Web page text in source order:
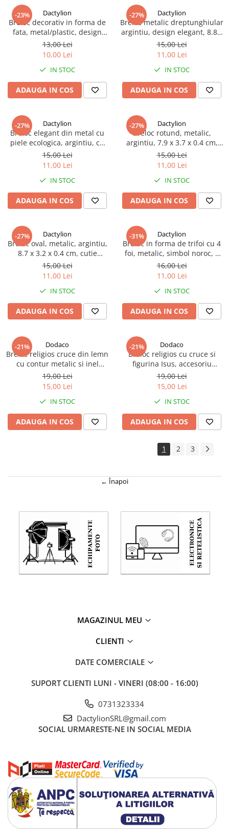
-23% Dactylion
Breloc decorativ in forma de
fata, metal/plastic, design
modern, cu inel pentru chei,
11.8 x 2.4 x 1.4 cm,
argintiu/rosu, cutie inclusa
13,00 Lei
10,00 Lei
IN STOC
ADAUGA IN COS
-27% Dactylion
Breloc metalic dreptunghiular
argintiu, design elegant, 8.8 x
3.7 x 0.4 cm, cutie inclusa
15,00 Lei
11,00 Lei
IN STOC
ADAUGA IN COS
-27% Dactylion
Breloc elegant din metal cu
piele ecologica, argintiu, cu
inel pentru chei, 8.7 x 3.2 x
1.1 cm, cutie inclusa
15,00 Lei
11,00 Lei
IN STOC
ADAUGA IN COS
-27% Dactylion
Breloc rotund, metalic,
argintiu, 7.9 x 3.7 x 0.4 cm,
cutie inclusa
15,00 Lei
11,00 Lei
IN STOC
ADAUGA IN COS
-27% Dactylion
Breloc oval, metalic, argintiu,
8.7 x 3.2 x 0.4 cm, cutie
inclusa
15,00 Lei
11,00 Lei
IN STOC
ADAUGA IN COS
-31% Dactylion
Breloc in forma de trifoi cu 4
foi, metalic, simbol noroc, 4
cm, verde
16,00 Lei
11,00 Lei
IN STOC
ADAUGA IN COS
-21% Dodaco
Breloc religios cruce din lemn
cu contur metalic si inel
rotativ, accesoriu crestin
pentru chei sau rucsac,
design compact
19,00 Lei
15,00 Lei
IN STOC
ADAUGA IN COS
-21% Dodaco
Breloc religios cu cruce si
figurina Isus, accesoriu
crestin cu snur textil si
margele din lemn, breloc
pentru chei sau rucsac
19,00 Lei
15,00 Lei
IN STOC
ADAUGA IN COS
1 2 3
← Înapoi
MAGAZINUL MEU
CLIENTI
DATE COMERCIALE
SUPORT CLIENTI LUNI - VINERI (08:00 - 16:00)
0731323334
DactylionSRL@gmail.com
SOCIAL URMARESTE-NE IN SOCIAL MEDIA